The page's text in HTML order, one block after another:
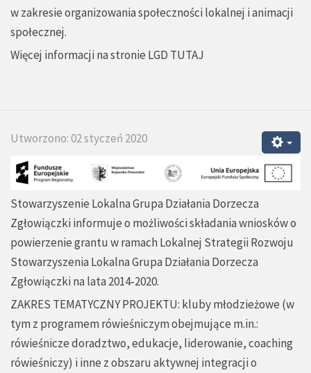
w zakresie organizowania społeczności lokalnej i animacji
społecznej.
Więcej informacji na stronie LGD TUTAJ
Utworzono: 02 styczeń 2020
Stowarzyszenie Lokalna Grupa Działania Dorzecza
Zgłowiączki informuje o możliwości składania wniosków o
powierzenie grantu w ramach Lokalnej Strategii Rozwoju
Stowarzyszenia Lokalna Grupa Działania Dorzecza
Zgłowiączki na lata 2014-2020.
ZAKRES TEMATYCZNY PROJEKTU: kluby młodzieżowe (w
tym z programem rówieśniczym obejmujące m.in.:
rówieśnicze doradztwo, edukacje, liderowanie, coaching
rówieśniczy) i inne z obszaru aktywnej integracji o